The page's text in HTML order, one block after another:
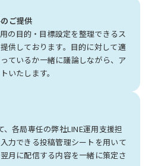
ご提供
の目的・目標設定を整理できるス
供しております。目的に対して適
ているか一緒に議論しながら、ア
いたします。
各局専任の弊社LINE運用支援担
力できる投稿管理シートを用いて
月に配信する内容を一緒に策定さ